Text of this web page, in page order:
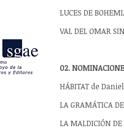
LUCES DE
VAL DEL OMAR
02.
HÁBITAT de
LA GRAMÁTICA
LA MALDICIÓN